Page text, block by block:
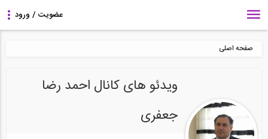
صفحه اصلی
ویدئو های کانال احمد رضا
جعفری